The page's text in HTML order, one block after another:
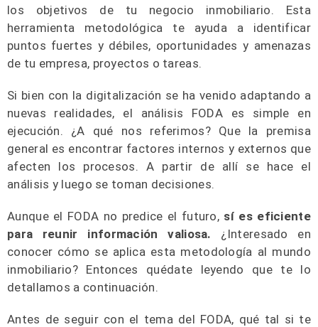
los objetivos de tu negocio inmobiliario. Esta
herramienta metodológica te ayuda a identificar
puntos fuertes y débiles, oportunidades y amenazas
de tu empresa, proyectos o tareas.
Si bien con la digitalización se ha venido adaptando a
nuevas realidades, el análisis FODA es simple en
ejecución. ¿A qué nos referimos? Que la premisa
general es encontrar factores internos y externos que
afecten los procesos. A partir de allí se hace el
análisis y luego se toman decisiones.
Aunque el FODA no predice el futuro, sí es eficiente
para reunir información valiosa. ¿Interesado en
conocer cómo se aplica esta metodología al mundo
inmobiliario? Entonces quédate leyendo que te lo
detallamos a continuación.
Antes de seguir con el tema del FODA, qué tal si te